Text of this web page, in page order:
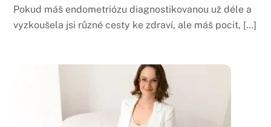
Pokud máš endometriózu diagnostikovanou už déle a
vyzkoušela jsi různé cesty ke zdraví, ale máš pocit, […]